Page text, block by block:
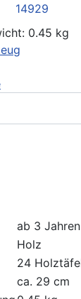
0.45 kg
ab 3 Jahren
Holz
24
ca. 29 cm